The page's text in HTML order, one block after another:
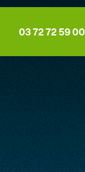
03 72 72 59 00